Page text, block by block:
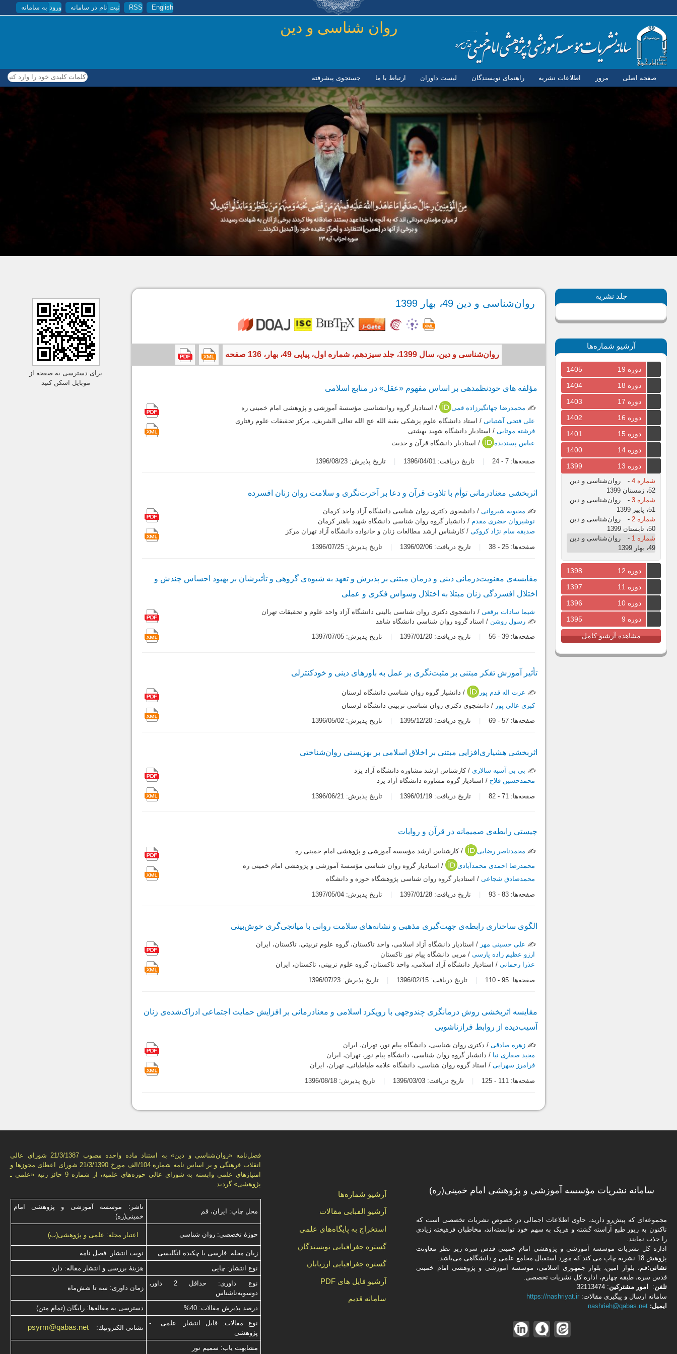
رفتن به محتوای اصلی English
RSS ثبت نام در سامانه ورود به سامانه
روان شناسی و دين
صفحه اصلی مرور اطلاعات نشریه راهنمای نویسندگان لیست داوران ارتباط با ما جستجوی پیشرفته کلمات کلیدی خود را وارد کنید
جلد نشریه
آرشیو شماره‌ها
دوره 19
1405
دوره 18
1404
دوره 17
1403
دوره 16
1402
دوره 15
1401
دوره 14
1400
دوره 13
1399
شماره 4 -
روان‌شناسی و دین
52، زمستان 1399
شماره 3
-
روان‌شناسی و دین
51، پاییز 1399
شماره 2
-
روان‌شناسی و دین
50، تابستان 1399
شماره 1
-
روان‌شناسی و دین
49، بهار 1399
دوره 12
1398
دوره 11
1397
دوره 10
1396
دوره 9
1395
مشاهده آرشیو کامل
روان‌شناسی و دین 49، بهار 1399
روان‌شناسی و دین، سال 1399، جلد سیزدهم، شماره اول، پیاپی 49، بهار، 136 صفحه
مؤلفه‏ های خودنظم‏دهی بر اساس مفهوم «عقل» در منابع اسلامی
✍️ محمدرضا جهانگیرزاده قمی
/ استادیار گروه روان‏شناسی مؤسسة آموزشی و پژوهشی امام خمینی ره
علی فتحی آشتیانی/ استاد دانشگاه علوم پزشکی بقیة الله عج الله تعالی الشریف، مرکز تحقیقات علوم رفتاری
فرشته موتابی/ استادیار دانشگاه شهید بهشتی
عباس پسندیده
/ استادیار دانشگاه قرآن و حدیث
صفحه‌ها: 7
-
24 تاریخ دریافت: 1396/04/01 تاریخ پذیرش: 1396/08/23
اثربخشی معنادرمانی توأم با تلاوت قرآن و دعا بر آخرت‌نگری و سلامت روان زنان افسرده
✍️ محبوبه شیروانی/ دانشجوی دکتری روان شناسی دانشگاه آزاد واحد کرمان
نوشیروان خضری مقدم / دانشیار گروه روان شناسی دانشگاه شهید باهنر کرمان
صدیقه سام نژاد کروکی/ کارشناس ارشد مطالعات زنان و خانواده دانشگاه آزاد تهران مرکز
صفحه‌ها: 25
-
38 تاریخ دریافت: 1396/02/06 تاریخ پذیرش: 1396/07/25
مقایسه‌ی معنویت‌درمانی دینی و درمان مبتنی بر پذیرش و تعهد به شیوه‌ی گروهی و تأثیرشان بر بهبود احساس چندش و
اختلال افسردگی زنان مبتلا به اختلال وسواس فکری و عملی
شیما سادات برقعی/ دانشجوی دکتری روان شناسی بالینی دانشگاه آزاد واحد علوم و تحقیقات تهران
✍️ رسول روشن / استاد گروه روان شناسی دانشگاه شاهد
صفحه‌ها: 39
-
56 تاریخ دریافت: 1397/01/20 تاریخ پذیرش: 1397/07/05
تأثیر آموزش تفکر مبتنی بر مثبت‌نگری بر عمل به باورهای دینی و خودکنترلی
✍️ عزت اله قدم پور
/ دانشیار گروه روان شناسی دانشگاه لرستان
کبری عالی پور / دانشجوی دکتری روان شناسی تربیتی دانشگاه لرستان
صفحه‌ها: 57
-
69 تاریخ دریافت: 1395/12/20 تاریخ پذیرش: 1396/05/02
اثربخشی هشیاری‌افزایی مبتنی بر اخلاق اسلامی بر بهزیستی روان‌شناختی
✍️ بی بی آسیه سالاری/ کارشناس ارشد مشاوره دانشگاه آزاد یزد
محمدحسین فلاح / استادیار گروه مشاوره دانشگاه آزاد یزد
صفحه‌ها: 71
-
82 تاریخ دریافت: 1396/01/19 تاریخ پذیرش: 1396/06/21
چیستی رابطه‌ی صمیمانه در قرآن و روایات
✍️ محمدناصر رضایی
/ کارشناس ارشد مؤسسة آموزشی و پژوهشی امام خمینی ره
محمدرضا احمدی محمدآبادی
/ استادیار گروه روان شناسی مؤسسة آموزشی و پژوهشی امام خمینی ره
محمدصادق شجاعی/ استادیار گروه روان شناسی پژوهشگاه حوزه و دانشگاه
صفحه‌ها: 83
-
93 تاریخ دریافت: 1397/01/28 تاریخ پذیرش: 1397/05/04
الگوی ساختاری رابطه‌ی جهت‌گیری مذهبی و نشانه‌های سلامت روانی با میانجی‌گری خوش‌بینی
✍️ علی حسینی مهر / استادیار دانشگاه آزاد اسلامی، واحد تاکستان، گروه علوم تربیتی، تاکستان، ایران
ارزو عظیم زاده پارسی/ مربی دانشگاه پیام نور تاکستان
عذرا رحمانی/ استادیار دانشگاه آزاد اسلامی، واحد تاکستان، گروه علوم تربیتی، تاکستان، ایران
صفحه‌ها: 95
-
110 تاریخ دریافت: 1396/02/15 تاریخ پذیرش: 1396/07/23
مقایسه اثر‌بخشی روش درمانگری چندوجهی با رویکرد اسلامی و معنادرمانی بر افزایش حمایت اجتماعی ادراک‌شده‌ی زنان
آسیب‌دیده از روابط فرازناشویی
✍️ زهره صادقی / دکتری روان شناسی، دانشگاه پیام نور، تهران، ایران
مجید صفاری نیا / دانشیار گروه روان شناسی، دانشگاه پیام نور، تهران، ایران
فرامرز سهرابی/ استاد گروه روان شناسی، دانشگاه علامه طباطبائی، تهران، ایران
صفحه‌ها: 111
-
125 تاریخ دریافت: 1396/03/03 تاریخ پذیرش: 1396/08/18
برای دسترسی به صفحه از
موبایل اسکن کنید
فصل‌نامه «روان‌شناسی و دين» به استناد ماده واحده مصوب 21/3/1387 شورای عالی
انقلاب فرهنگی و بر اساس نامه شماره 104/الف مورخ 21/3/1390 شورای اعطای مجوزها و
امتيازهای علمی وابسته به شورای عالی حوزه‌هاي علميه، از شماره 9 حائز رتبه «علمی ـ
پژوهشی» گرديد.
محل چاپ: ایران، قم
ناشر: موسسه آموزشی و پژوهشی امام
خمینی(ره)
حوزۀ تخصصی: روان شناسی اعتبار مجله: علمی و پژوهشی(ب)
زبان مجله: فارسی با چكیده انگلیسی
نوبت انتشار: فصل نامه
نوع انتشار: چاپی
هزینۀ بررسی و انتشار مقاله: دارد
نوع داوری: حداقل 2 داور،
دوسویه‌ناشناس
زمان داوری: سه تا شش‌ماه
درصد پذیرش مقالات: 40%
دسترسی به مقاله‌ها: رایگان (تمام متن)
نوع مقالات: قابل انتشار: علمی -
پژوهشی
نشانی الكترونیك: psyrm@qabas.net
مشابهت ياب: سميم نور
آرشیو شماره‌ها
آرشیو الفبایی مقالات
استخراج به پایگاه‌های علمی
گستره جغرافیایی نویسندگان
گستره جغرافیایی ارزیابان
آرشیو فایل های PDF
سامانه قدیم
سامانه نشریات مؤسسه آموزشی و پژوهشی امام خمینی(ره)
مجموعه‌ای که پیش‌رو دارید،‌ حاوی اطلاعات اجمالی در خصوص نشریات تخصصی است که
تاکنون به زیور طبع آراسته گشته و هریک به سهم خود توانسته‌اند، مخاطبان فرهیخته‌ زیادی
را جذب نمایند.
اداره كل نشریات موسسه آموزشی و پژوهشی امام خمینی قدس سره زیر نظر معاونت
پژوهش 18 نشریه چاپ می کند که مورد استقبال مجامع علمی و دانشگاهی می‌باشد.
نشانی:قم، بلوار امین، بلوار جمهوری اسلامی، موسسه آموزشی و پژوهشی امام خمینی
قدس سره، طبقه چهارم، اداره كل نشریات تخصصی.
تلفن: امور مشتركین: 32113474
سامانه ارسال و پیگیری مقالات:https://nashriyat.ir
ایمیل:nashrieh@qabas.net